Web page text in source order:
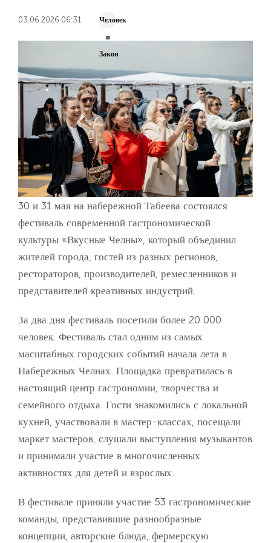
03.06.2026 06:31
Человек
и
Закон
30 и 31 мая на набережной Табеева состоялся
фестиваль современной гастрономической
культуры «Вкусные Челны», который объединил
жителей города, гостей из разных регионов,
рестораторов, производителей, ремесленников и
представителей креативных индустрий.
За два дня фестиваль посетили более 20 000
человек. Фестиваль стал одним из самых
масштабных городских событий начала лета в
Набережных Челнах. Площадка превратилась в
настоящий центр гастрономии, творчества и
семейного отдыха. Гости знакомились с локальной
кухней, участвовали в мастер-классах, посещали
маркет мастеров, слушали выступления музыкантов
и принимали участие в многочисленных
активностях для детей и взрослых.
В фестивале приняли участие 53 гастрономические
команды, представившие разнообразные
концепции, авторские блюда, фермерскую